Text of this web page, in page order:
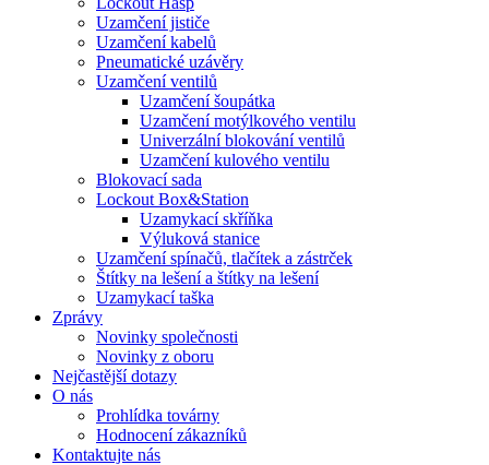
Uzamčení jističe
Uzamčení kabelů
Pneumatické uzávěry
Uzamčení ventilů
Uzamčení šoupátka
Uzamčení motýlkového ventilu
Univerzální blokování ventilů
Uzamčení kulového ventilu
Blokovací sada
Lockout Box&Station
Uzamykací skříňka
Výluková stanice
Uzamčení spínačů, tlačítek a zástrček
Štítky na lešení a štítky na lešení
Uzamykací taška
Zprávy
Novinky společnosti
Novinky z oboru
Nejčastější dotazy
O nás
Prohlídka továrny
Hodnocení zákazníků
Kontaktujte nás